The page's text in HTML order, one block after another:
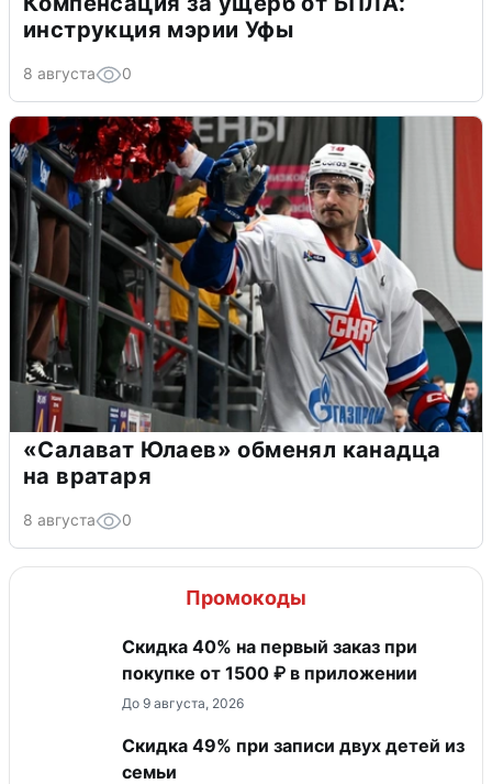
инструкция мэрии Уфы
8 августа 0
«Салават Юлаев» обменял канадца
на вратаря
8 августа 0
Промокоды
Скидка 40% на первый заказ при
покупке от 1500 ₽ в приложении
До 9 августа, 2026
Скидка 49% при записи двух детей из
семьи